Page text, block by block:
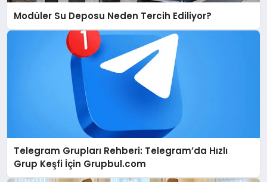
Modüler Su Deposu Neden Tercih Ediliyor?
Telegram Grupları Rehberi: Telegram’da Hızlı
Grup Keşfi İçin Grupbul.com